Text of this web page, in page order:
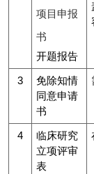
项目申报
书
开题报告
3
免除知情
同意申请
书
4
临床研究
立项评审
表